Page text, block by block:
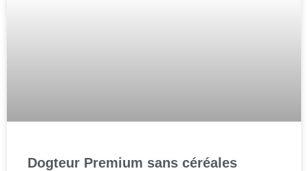
Dogteur Premium sans céréales